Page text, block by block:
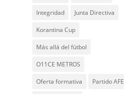
Integridad Junta Directiva
Korantina Cup
Más allá del fútbol
O11CE METROS
Oferta formativa Partido AFE